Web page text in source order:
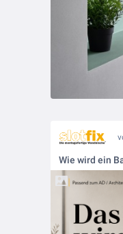
Wie wird ein